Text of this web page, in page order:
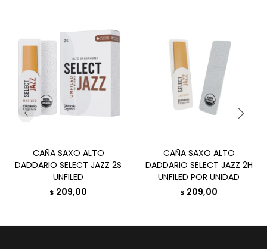
CAÑA SAXO ALTO
DADDARIO SELECT JAZZ 2S
UNFILED
$ 209,00
CAÑA SAXO ALTO
DADDARIO SELECT JAZZ 2H
UNFILED POR UNIDAD
$ 209,00